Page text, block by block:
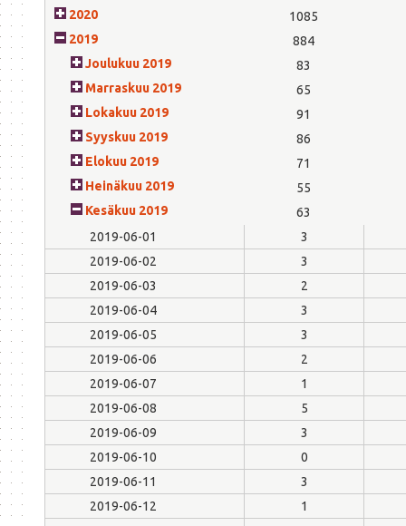
2020
1085
2019
884
Joulukuu 2019
83
Marraskuu 2019
65
Lokakuu 2019
91
Syyskuu 2019
86
Elokuu 2019
71
Heinäkuu 2019
55
Kesäkuu 2019
63
2019-06-01
3
2019-06-02
3
2019-06-03
2
2019-06-04
3
2019-06-05
3
2019-06-06
2
2019-06-07
1
2019-06-08
5
2019-06-09
3
2019-06-10
0
2019-06-11
3
2019-06-12
1